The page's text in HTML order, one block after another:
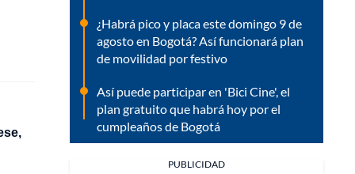
¿Habrá pico y placa este domingo 9 de
agosto en Bogotá? Así funcionará plan
de movilidad por festivo
Así puede participar en 'Bici Cine', el
plan gratuito que habrá hoy por el
cumpleaños de Bogotá
PUBLICIDAD